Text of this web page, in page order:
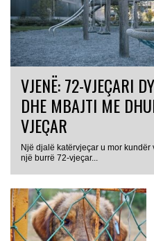
VJENË: 72-VJEÇARI
DHE MBAJTI ME
VJEÇAR
Një djalë katërvjeçar u mor
një burrë 72-vjeçar...